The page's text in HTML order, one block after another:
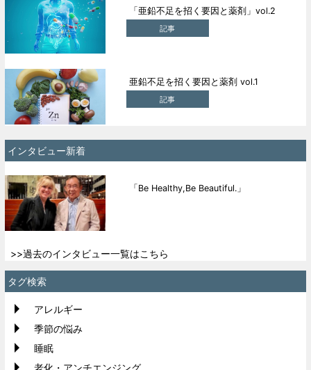
「亜鉛不足を招く要因と薬剤」vol.2
記事
亜鉛不足を招く要因と薬剤 vol.1
記事
インタビュー新着
「Be Healthy,Be Beautiful.」
>>過去のインタビュー一覧はこちら
タグ検索
アレルギー
季節の悩み
睡眠
老化・アンチエンジング